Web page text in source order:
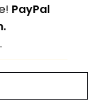
PayPal